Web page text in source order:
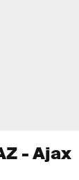
- Ajax